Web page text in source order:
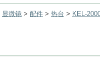
显微镜 > 配件 > 热台 > KEL-